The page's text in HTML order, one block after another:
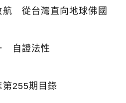
航 從台灣直向地球佛國
自證法性
第255期目錄